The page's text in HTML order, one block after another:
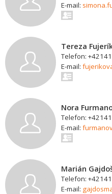
E-mail:
Tereza
Telefon:
E-mail:
Nora
Telefon:
E-mail:
Marián
Telefon:
E-mail: